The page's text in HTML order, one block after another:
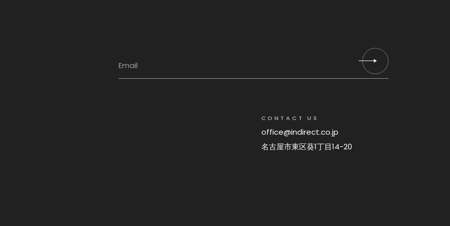
CONTACT US
office@indirect.co.jp
名古屋市東区葵1丁目14−20